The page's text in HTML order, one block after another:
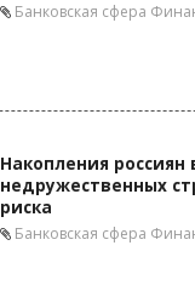
Банковская сфера
Накопления россиян
недружественных
риска
Банковская сфера